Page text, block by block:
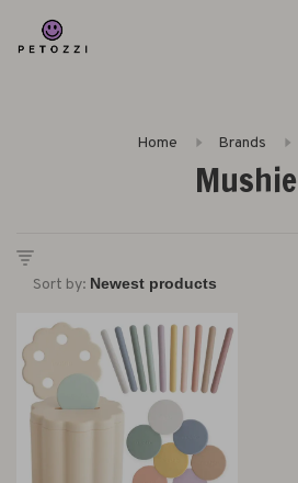
Home Brands
Mushie
Sort by: